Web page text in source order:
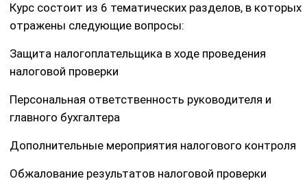
Курс состоит из 6 тематических разделов, в которых
отражены следующие вопросы:
Защита налогоплательщика в ходе проведения
налоговой проверки
Персональная ответственность руководителя и
главного бухгалтера
Дополнительные мероприятия налогового контроля
Обжалование результатов налоговой проверки